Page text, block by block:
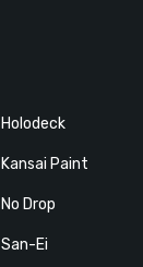
Holodeck
Kansai Paint
No Drop
San-Ei